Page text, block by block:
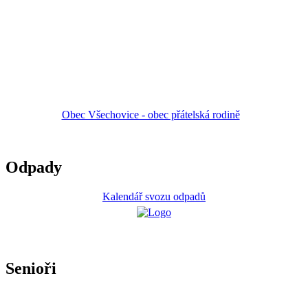
Obec Všechovice - obec přátelská rodině
Odpady
Kalendář svozu odpadů
Senioři